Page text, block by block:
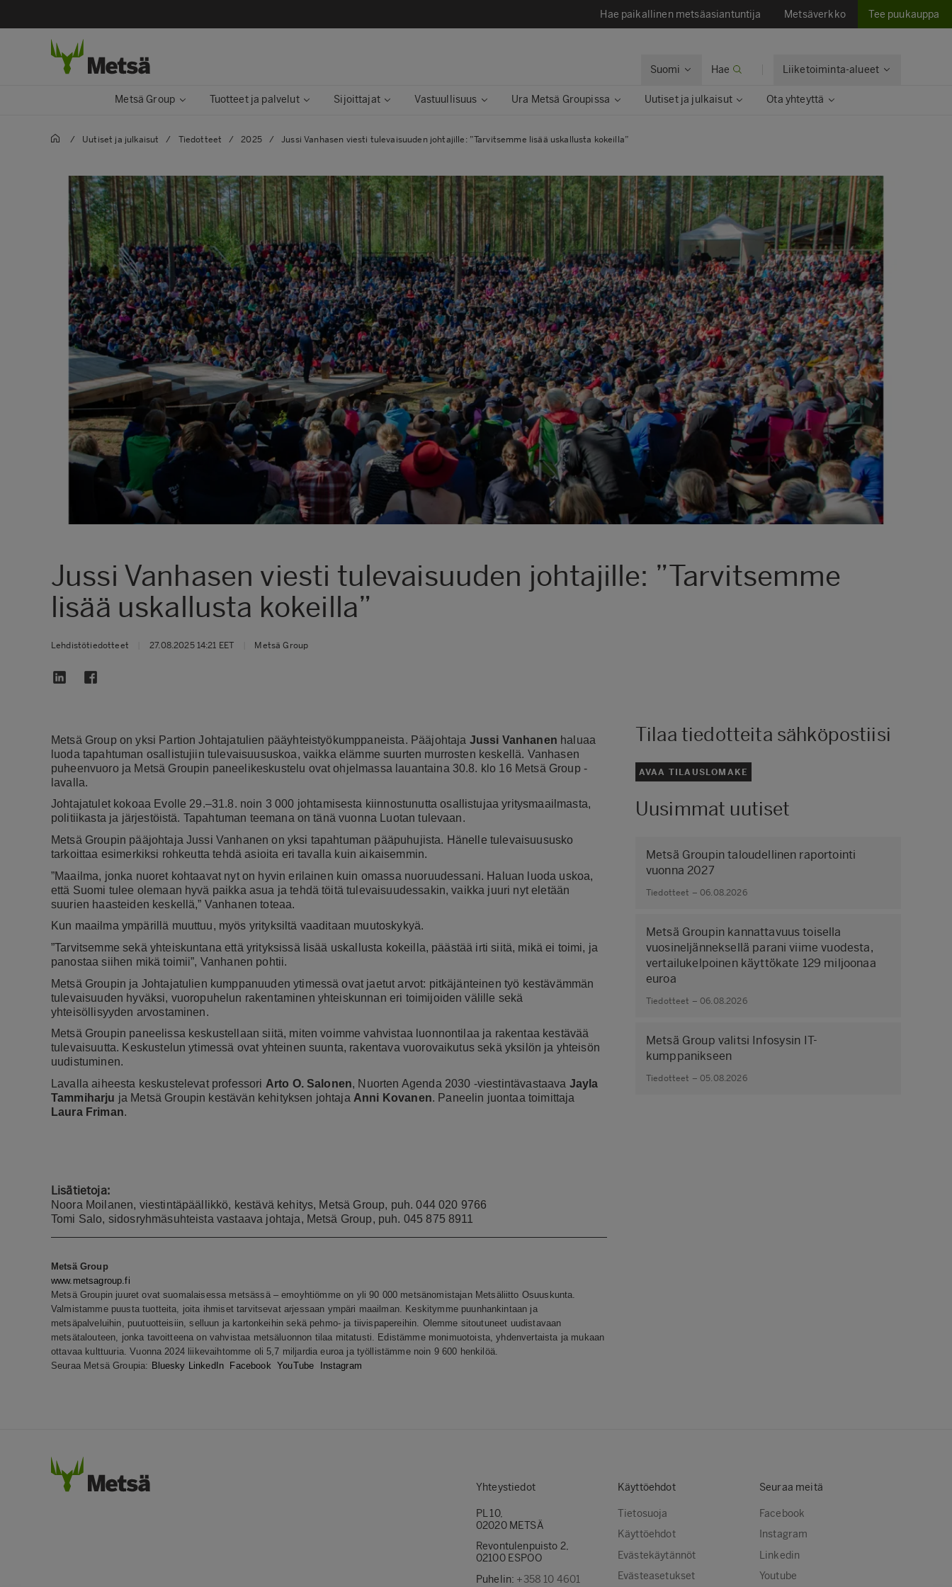
Hae paikallinen metsäasiantuntija Metsäverkko Tee puukauppa
Suomi Hae Liiketoiminta-alueet
Metsä Group Tuotteet ja palvelut Sijoittajat Vastuullisuus Ura Metsä Groupissa Uutiset ja julkaisut Ota yhteyttä
/ Uutiset ja julkaisut / Tiedotteet / 2025 / Jussi Vanhasen viesti tulevaisuuden johtajille: ”Tarvitsemme lisää uskallusta kokeilla”
Jussi Vanhasen viesti tulevaisuuden johtajille: ”Tarvitsemme
lisää uskallusta kokeilla”
Lehdistötiedotteet 27.08.2025 14:21 EET Metsä Group
Metsä Group on yksi Partion Johtajatulien pääyhteistyökumppaneista. Pääjohtaja Jussi Vanhanen haluaa
luoda tapahtuman osallistujiin tulevaisuususkoa, vaikka elämme suurten murrosten keskellä. Vanhasen
puheenvuoro ja Metsä Groupin paneelikeskustelu ovat ohjelmassa lauantaina 30.8. klo 16 Metsä Group -
lavalla.
Johtajatulet kokoaa Evolle 29.–31.8. noin 3 000 johtamisesta kiinnostunutta osallistujaa yritysmaailmasta,
politiikasta ja järjestöistä. Tapahtuman teemana on tänä vuonna Luotan tulevaan.
Metsä Groupin pääjohtaja Jussi Vanhanen on yksi tapahtuman pääpuhujista. Hänelle tulevaisuususko
tarkoittaa esimerkiksi rohkeutta tehdä asioita eri tavalla kuin aikaisemmin.
”Maailma, jonka nuoret kohtaavat nyt on hyvin erilainen kuin omassa nuoruudessani. Haluan luoda uskoa,
että Suomi tulee olemaan hyvä paikka asua ja tehdä töitä tulevaisuudessakin, vaikka juuri nyt eletään
suurien haasteiden keskellä,” Vanhanen toteaa.
Kun maailma ympärillä muuttuu, myös yrityksiltä vaaditaan muutoskykyä.
”Tarvitsemme sekä yhteiskuntana että yrityksissä lisää uskallusta kokeilla, päästää irti siitä, mikä ei toimi, ja
panostaa siihen mikä toimii”, Vanhanen pohtii.
Metsä Groupin ja Johtajatulien kumppanuuden ytimessä ovat jaetut arvot: pitkäjänteinen työ kestävämmän
tulevaisuuden hyväksi, vuoropuhelun rakentaminen yhteiskunnan eri toimijoiden välille sekä
yhteisöllisyyden arvostaminen.
Metsä Groupin paneelissa keskustellaan siitä, miten voimme vahvistaa luonnontilaa ja rakentaa kestävää
tulevaisuutta. Keskustelun ytimessä ovat yhteinen suunta, rakentava vuorovaikutus sekä yksilön ja yhteisön
uudistuminen.
Lavalla aiheesta keskustelevat professori Arto O. Salonen, Nuorten Agenda 2030 -viestintävastaava Jayla
Tammiharju ja Metsä Groupin kestävän kehityksen johtaja Anni Kovanen. Paneelin juontaa toimittaja
Laura Friman.
Lisätietoja:
Noora Moilanen, viestintäpäällikkö, kestävä kehitys, Metsä Group, puh. 044 020 9766
Tomi Salo, sidosryhmäsuhteista vastaava johtaja, Metsä Group, puh. 045 875 8911
Metsä Group
www.metsagroup.fi
Metsä Groupin juuret ovat suomalaisessa metsässä – emoyhtiömme on yli 90 000 metsänomistajan Metsäliitto Osuuskunta.
Valmistamme puusta tuotteita, joita ihmiset tarvitsevat arjessaan ympäri maailman. Keskitymme puunhankintaan ja
metsäpalveluihin, puutuotteisiin, selluun ja kartonkeihin sekä pehmo- ja tiivispapereihin. Olemme sitoutuneet uudistavaan
metsätalouteen, jonka tavoitteena on vahvistaa metsäluonnon tilaa mitatusti. Edistämme monimuotoista, yhdenvertaista ja mukaan
ottavaa kulttuuria. Vuonna 2024 liikevaihtomme oli 5,7 miljardia euroa ja työllistämme noin 9 600 henkilöä.
Seuraa Metsä Groupia: Bluesky LinkedIn Facebook YouTube Instagram
Tilaa tiedotteita sähköpostiisi
AVAA TILAUSLOMAKE
Uusimmat uutiset
Metsä Groupin taloudellinen raportointi
vuonna 2027
Tiedotteet – 06.08.2026
Metsä Groupin kannattavuus toisella
vuosineljänneksellä parani viime vuodesta,
vertailukelpoinen käyttökate 129 miljoonaa
euroa
Tiedotteet – 06.08.2026
Metsä Group valitsi Infosysin IT-
kumppanikseen
Tiedotteet – 05.08.2026
Yhteystiedot
PL 10,
02020 METSÄ
Revontulenpuisto 2,
02100 ESPOO
Puhelin: +358 10 4601
Käyttöehdot
Tietosuoja
Käyttöehdot
Evästekäytännöt
Evästeasetukset
Seuraa meitä
Facebook
Instagram
Linkedin
Youtube